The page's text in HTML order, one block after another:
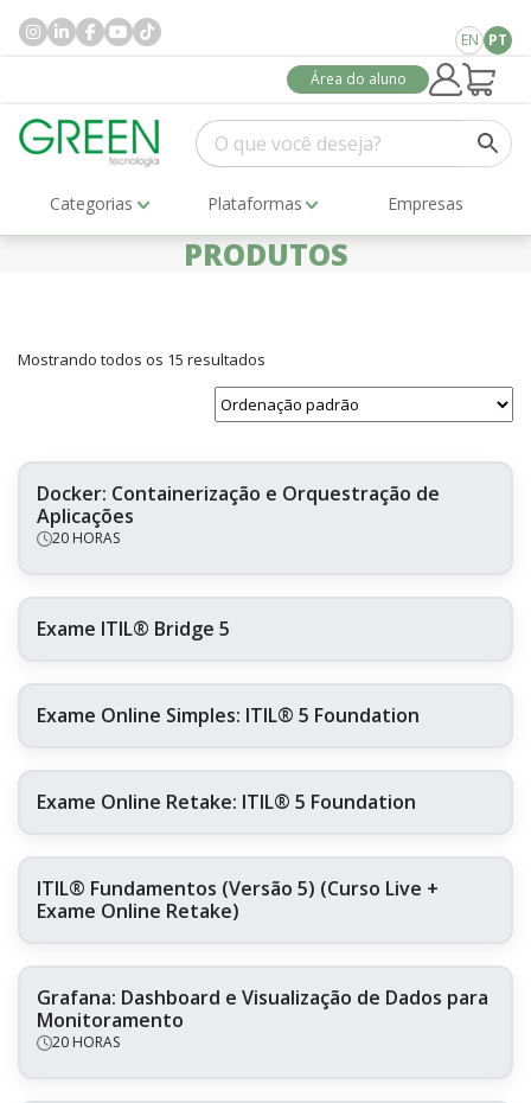
EN PT
Área do aluno
Categorias Plataformas Empresas
PRODUTOS
Mostrando todos os 15 resultados
Docker: Containerização e Orquestração de
Aplicações
20 HORAS
Exame ITIL® Bridge 5
Exame Online Simples: ITIL® 5 Foundation
Exame Online Retake: ITIL® 5 Foundation
ITIL® Fundamentos (Versão 5) (Curso Live +
Exame Online Retake)
Grafana: Dashboard e Visualização de Dados para
Monitoramento
20 HORAS